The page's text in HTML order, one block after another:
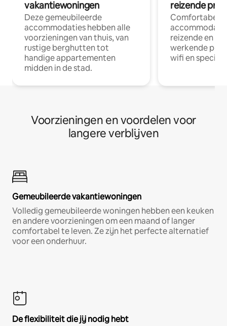
vakantiewoningen
Deze gemeubileerde
accommodaties hebben alle
voorzieningen van thuis, van
rustige berghutten tot
handige appartementen
midden in de stad.
reizende
Comfortabele
reizende en
werkende
wifi en
Voorzieningen en voordelen voor
langere verblijven
Gemeubileerde vakantiewoningen
Volledig gemeubileerde woningen hebben een keuken
en andere voorzieningen om een maand of langer
comfortabel te leven. Ze zijn het perfecte alternatief
voor een onderhuur.
De flexibiliteit die jij nodig hebt